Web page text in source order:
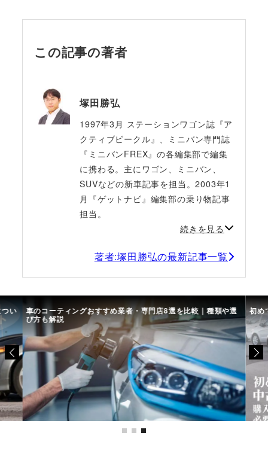
この記事の著者
塚田勝弘
1997年3月 ステーションワゴン誌『ア
クティブビークル』、ミニバン専門誌
『ミニバンFREX』の各編集部で編集
に携わる。主にワゴン、ミニバン、
SUVなどの新車記事を担当。2003年1
月『ゲットナビ』編集部の乗り物記事
担当。
続きを見る
著者:塚田勝弘の最新記事一覧
い 車のコーティングおすすめ業者・専門店8選を比較｜種類や選
び方も解説
初め